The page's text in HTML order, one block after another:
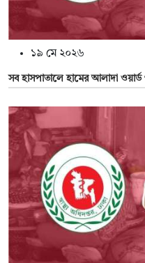
১৯ মে ২০২৬
সব হাসপাতালে হামের আলাদা ওয়ার্ড